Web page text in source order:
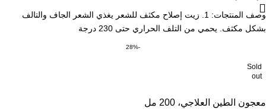
وصف المنتجات: 1. زيت إصلاح مكثف للشعر يغذي الشعر الجاف والتالف
بشكل مكثف. يحمي من التلف الحراري حتى 230 درجة
-28%
Sold
out
معجون الطين العلاجي، 200 مل